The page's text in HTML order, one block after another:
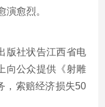
演愈烈。
社状告江西省电
向公众提供《射雕
，索赔经济损失50